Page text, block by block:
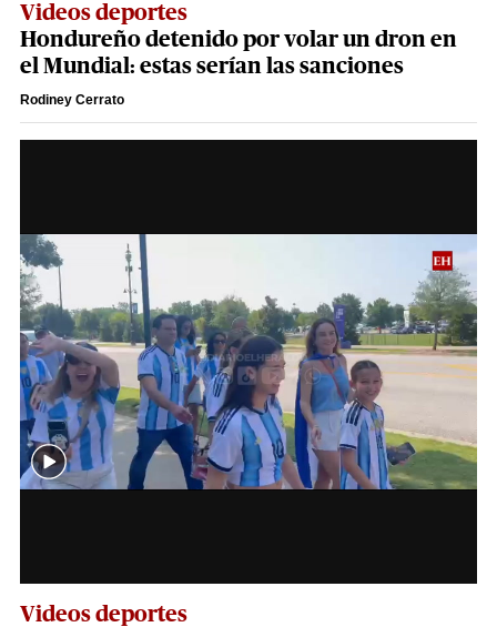
Videos deportes
Hondureño detenido por volar un dron en
el Mundial: estas serían las sanciones
Rodiney Cerrato
Videos deportes